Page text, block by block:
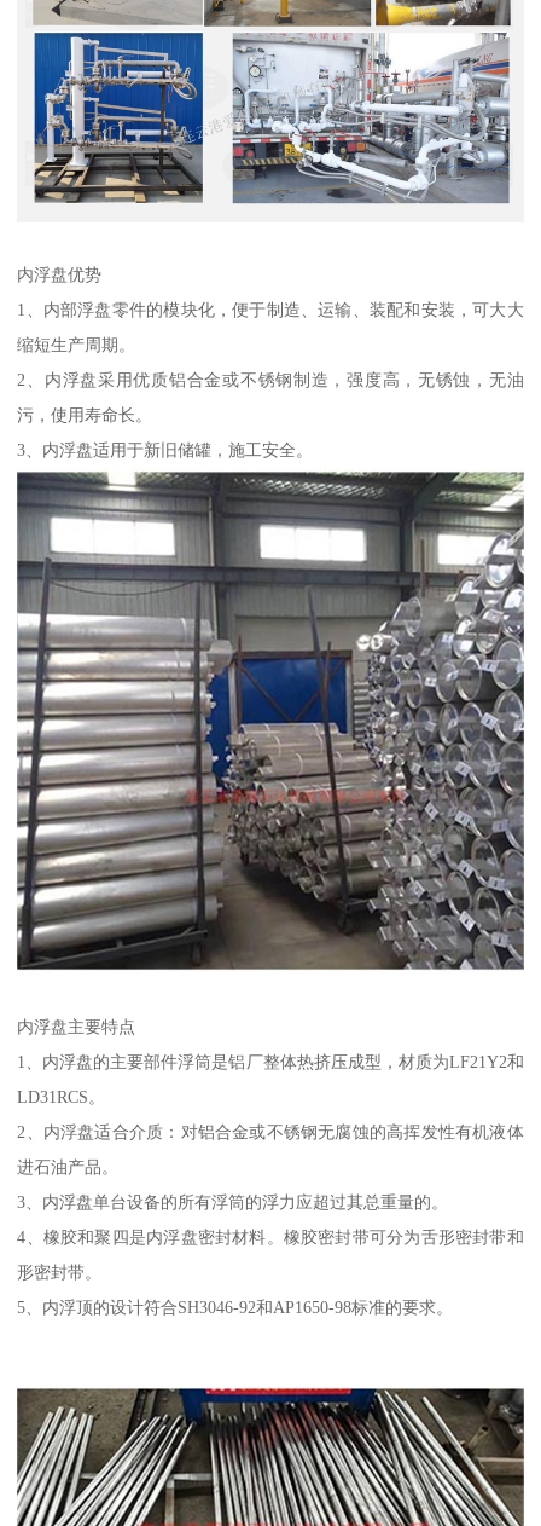
内浮盘优势
1、内部浮盘零件的模块化，便于制造、运输、装配和安装，可大大
缩短生产周期。
2、内浮盘采用优质铝合金或不锈钢制造，强度高，无锈蚀，无油
污，使用寿命长。
3、内浮盘适用于新旧储罐，施工安全。
内浮盘主要特点
1、内浮盘的主要部件浮筒是铝厂整体热挤压成型，材质为LF21Y2和
LD31RCS。
2、内浮盘适合介质：对铝合金或不锈钢无腐蚀的高挥发性有机液体
进石油产品。
3、内浮盘单台设备的所有浮筒的浮力应超过其总重量的。
4、橡胶和聚四是内浮盘密封材料。橡胶密封带可分为舌形密封带和
形密封带。
5、内浮顶的设计符合SH3046-92和AP1650-98标准的要求。